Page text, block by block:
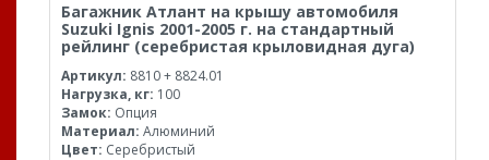
Багажник Атлант на крышу автомобиля
Suzuki Ignis 2001-2005 г. на стандартный
рейлинг (серебристая крыловидная дуга)
Артикул: 8810 + 8824.01
Нагрузка, кг: 100
Замок: Опция
Материал: Алюминий
Цвет: Серебристый